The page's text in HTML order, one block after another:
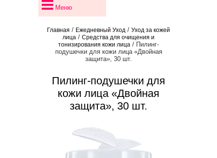
Меню
Главная / Ежедневный Уход / Уход за кожей
лица / Средства для очищения и
тонизирования кожи лица / Пилинг-
подушечки для кожи лица «Двойная
защита», 30 шт.
Пилинг-подушечки для
кожи лица «Двойная
защита», 30 шт.